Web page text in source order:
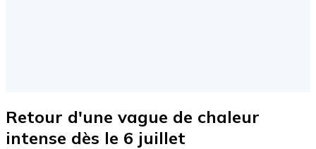
Retour d'une vague de chaleur
intense dès le 6 juillet